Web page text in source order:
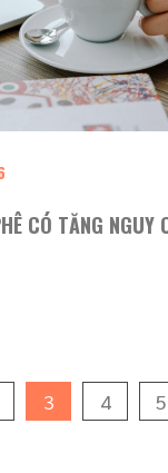
CÓ TĂNG NGUY
3 4 5